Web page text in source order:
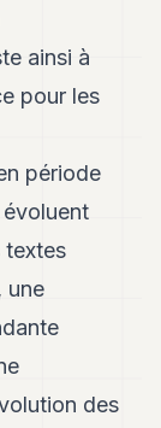
ainsi à
pour les
période
textes
une
des